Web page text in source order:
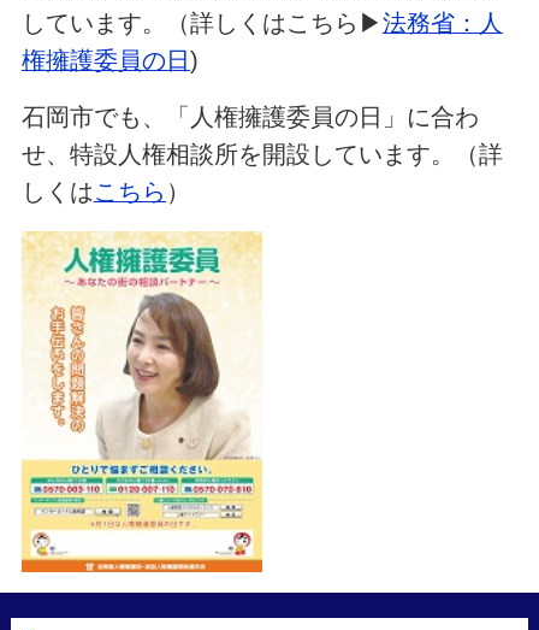
しています。（詳しくはこちら▶法務省：人
権擁護委員の日)
石岡市でも、「人権擁護委員の日」に合わ
せ、特設人権相談所を開設しています。（詳
しくはこちら ）